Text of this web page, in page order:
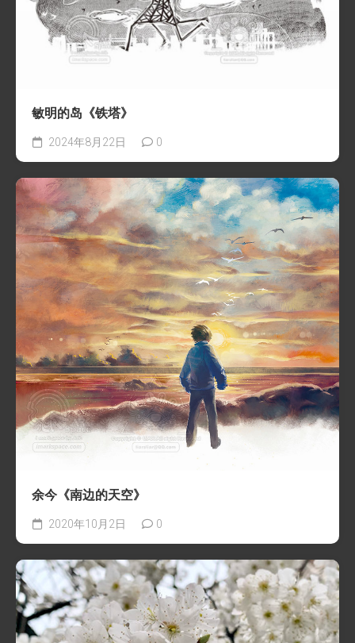
敏明的岛《铁塔》
2024年8月22日 0
余今《南边的天空》
2020年10月2日 0